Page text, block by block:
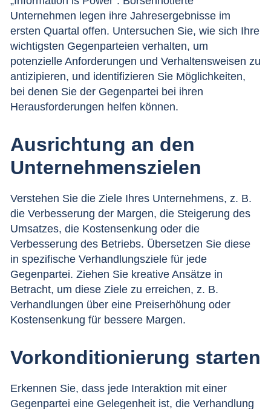
Unternehmen legen ihre Jahresergebnisse im
ersten Quartal offen. Untersuchen Sie, wie sich Ihre
wichtigsten Gegenparteien verhalten, um
potenzielle Anforderungen und Verhaltensweisen zu
antizipieren, und identifizieren Sie Möglichkeiten,
bei denen Sie der Gegenpartei bei ihren
Herausforderungen helfen können.
Ausrichtung an den
Unternehmenszielen
Verstehen Sie die Ziele Ihres Unternehmens, z. B.
die Verbesserung der Margen, die Steigerung des
Umsatzes, die Kostensenkung oder die
Verbesserung des Betriebs. Übersetzen Sie diese
in spezifische Verhandlungsziele für jede
Gegenpartei. Ziehen Sie kreative Ansätze in
Betracht, um diese Ziele zu erreichen, z. B.
Verhandlungen über eine Preiserhöhung oder
Kostensenkung für bessere Margen.
Vorkonditionierung starten
Erkennen Sie, dass jede Interaktion mit einer
Gegenpartei eine Gelegenheit ist, die Verhandlung